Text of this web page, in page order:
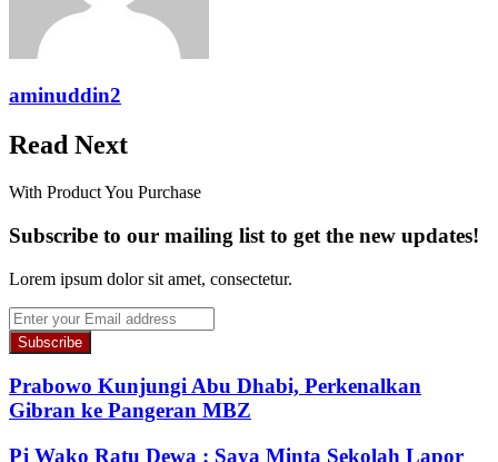
aminuddin2
Read Next
With Product You Purchase
Subscribe to our mailing list to get the new updates!
Lorem ipsum dolor sit amet, consectetur.
Enter
your
Email
address
Prabowo Kunjungi Abu Dhabi, Perkenalkan
Gibran ke Pangeran MBZ
Pj Wako Ratu Dewa : Saya Minta Sekolah Lapor